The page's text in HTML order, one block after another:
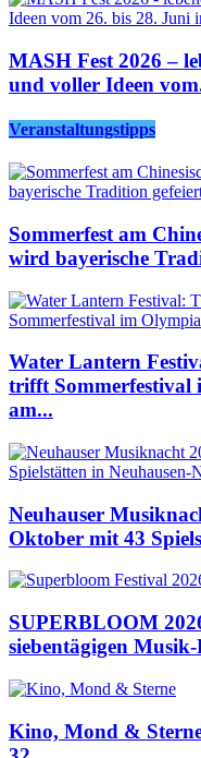
MASH Fest 2026 –
und voller Ideen
Veranstaltungstipps
Sommerfest am
wird bayerische
Water Lantern
trifft
am...
Neuhauser
Oktober mit 43
SUPERBLOOM
siebentägigen
Kino, Mond &